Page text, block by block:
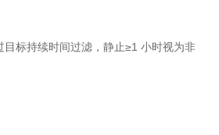
目标持续时间过滤，静止≥1 小时视为非